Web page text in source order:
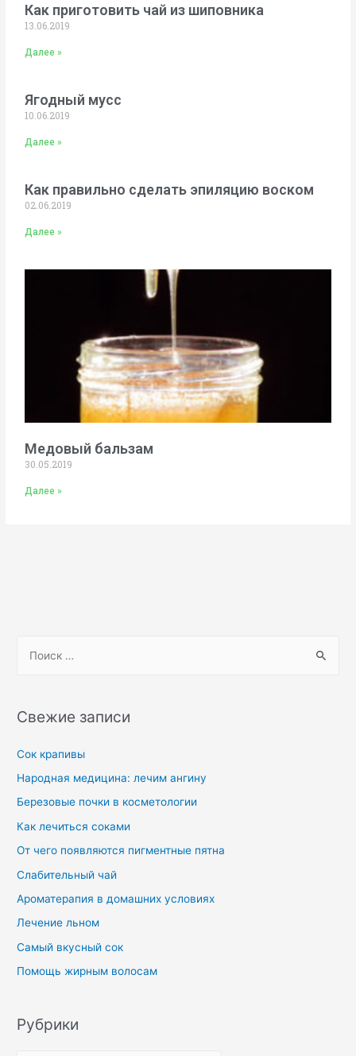
Как приготовить чай из шиповника
13.06.2019
Далее »
Ягодный мусс
10.06.2019
Далее »
Как правильно сделать эпиляцию воском
02.06.2019
Далее »
Медовый бальзам
30.05.2019
Далее »
Свежие записи
Сок крапивы
Народная медицина: лечим ангину
Березовые почки в косметологии
Как лечиться соками
От чего появляются пигментные пятна
Слабительный чай
Ароматерапия в домашних условиях
Лечение льном
Самый вкусный сок
Помощь жирным волосам
Рубрики